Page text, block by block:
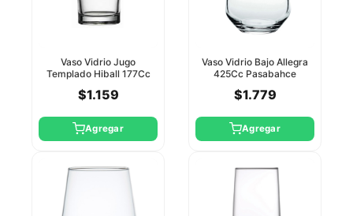
Vaso Vidrio Jugo
Templado Hiball 177Cc
$1.159
Agregar
Vaso Vidrio Bajo Allegra
425Cc Pasabahce
$1.779
Agregar